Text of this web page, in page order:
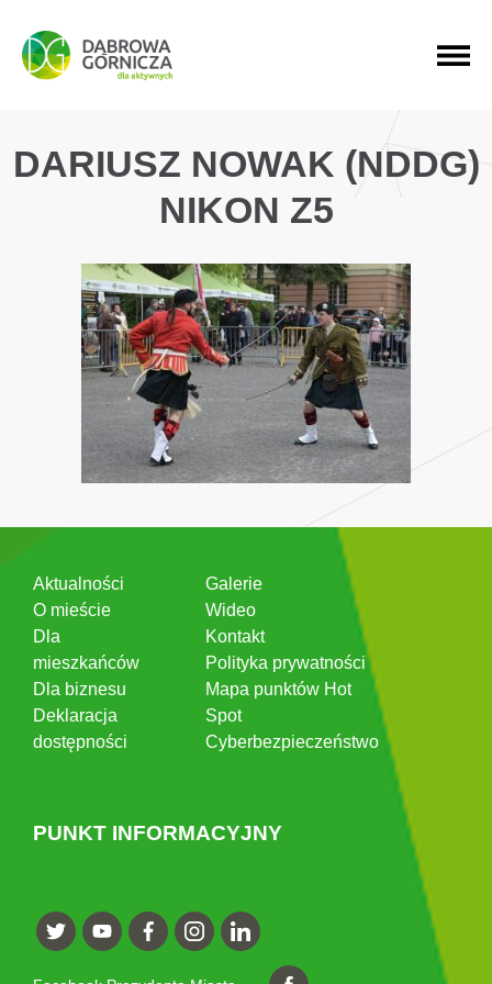
PRZEJDŹ DO MENU GŁÓWNEGO
PRZEJDŹ DO WYSZUKIWARKI
PRZEJDŹ DO TREŚCI
DARIUSZ NOWAK (NDDG)
NIKON Z5
Aktualności
O mieście
Dla
mieszkańców
Dla biznesu
Deklaracja
dostępności
Galerie
Wideo
Kontakt
Polityka prywatności
Mapa punktów Hot
Spot
Cyberbezpieczeństwo
PUNKT INFORMACYJNY